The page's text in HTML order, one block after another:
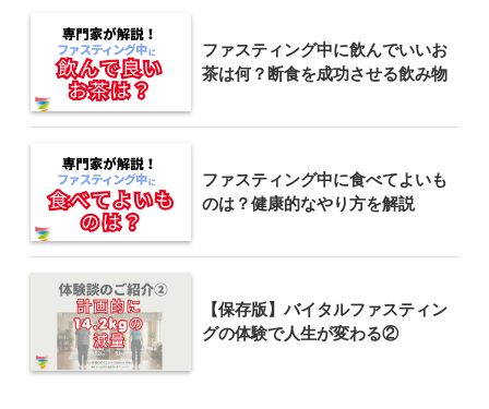
ファスティング中に飲んでいいお
茶は何？断食を成功させる飲み物
ファスティング中に食べてよいも
のは？健康的なやり方を解説
【保存版】バイタルファスティン
グの体験で人生が変わる②